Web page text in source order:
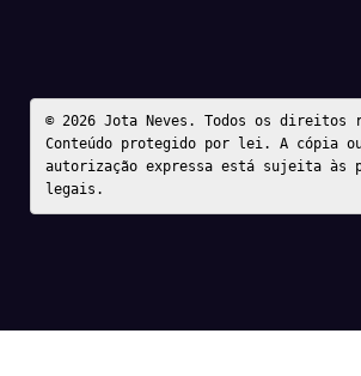
© 2026 Jota Neves. Todos os direitos
Conteúdo protegido por lei. A cópia ou
autorização expressa está sujeita às
legais.